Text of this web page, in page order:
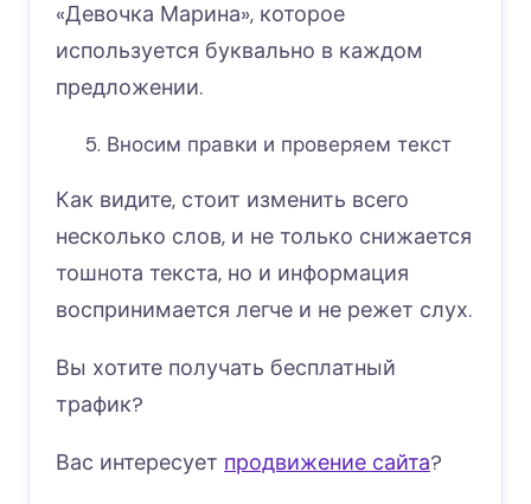
«Девочка Марина», которое
используется буквально в каждом
предложении.
Вносим правки и проверяем текст
Как видите, стоит изменить всего
несколько слов, и не только снижается
тошнота текста, но и информация
воспринимается легче и не режет слух.
Вы хотите получать бесплатный
трафик?
Вас интересует продвижение сайта?